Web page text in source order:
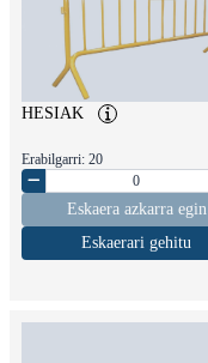
HESIAK
Erabilgarri: 20
Eskaera azkarra egin
Eskaerari gehitu